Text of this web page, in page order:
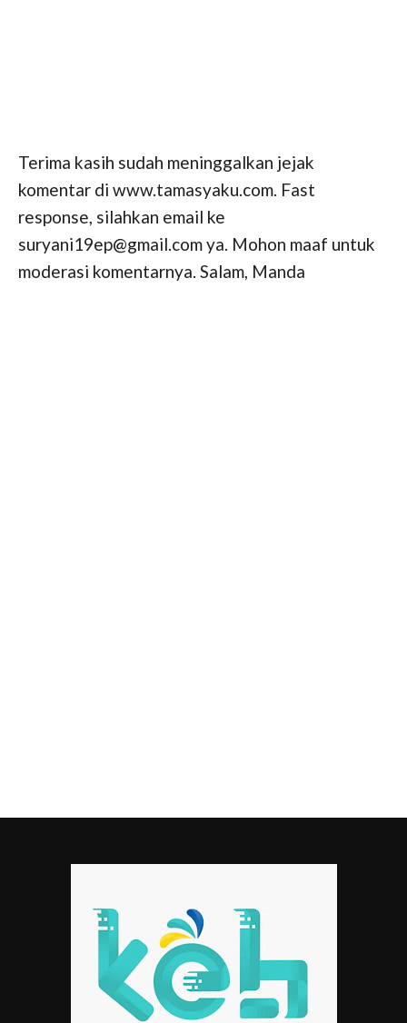
Terima kasih sudah meninggalkan jejak
komentar di www.tamasyaku.com. Fast
response, silahkan email ke
suryani19ep@gmail.com ya. Mohon maaf untuk
moderasi komentarnya. Salam, Manda